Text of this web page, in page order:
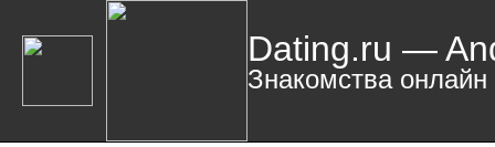
Dating.ru —
Знакомства онлайн